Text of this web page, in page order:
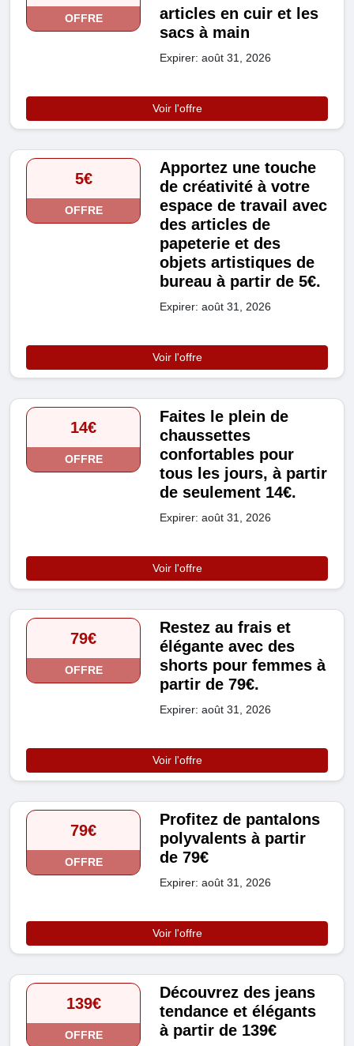
OFFRE
articles en cuir et les
sacs à main
Expirer: août 31, 2026
Voir l'offre
5€
OFFRE
Apportez une touche
de créativité à votre
espace de travail avec
des articles de
papeterie et des
objets artistiques de
bureau à partir de 5€.
Expirer: août 31, 2026
Voir l'offre
14€
OFFRE
Faites le plein de
chaussettes
confortables pour
tous les jours, à partir
de seulement 14€.
Expirer: août 31, 2026
Voir l'offre
79€
OFFRE
Restez au frais et
élégante avec des
shorts pour femmes à
partir de 79€.
Expirer: août 31, 2026
Voir l'offre
79€
OFFRE
Profitez de pantalons
polyvalents à partir
de 79€
Expirer: août 31, 2026
Voir l'offre
139€
OFFRE
Découvrez des jeans
tendance et élégants
à partir de 139€